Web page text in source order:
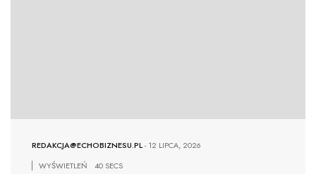
REDAKCJA@ECHOBIZNESU.PL-12 LIPCA, 2026
WYŚWIETLEŃ
40 SECS